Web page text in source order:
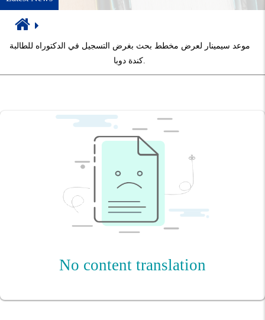
Breadcrumb
موعد سيمينار لعرض مخطط بحث بغرض التسجيل في الدكتوراه للطالبة
كندة دوبا.
No content translation